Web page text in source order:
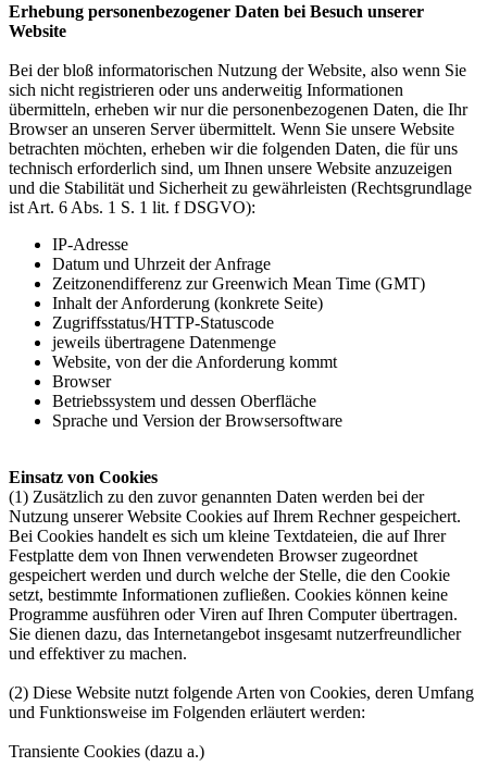
Erhebung personenbezogener Daten bei Besuch unserer
Website
Bei der bloß informatorischen Nutzung der Website, also wenn Sie
sich nicht registrieren oder uns anderweitig Informationen
übermitteln, erheben wir nur die personenbezogenen Daten, die Ihr
Browser an unseren Server übermittelt. Wenn Sie unsere Website
betrachten möchten, erheben wir die folgenden Daten, die für uns
technisch erforderlich sind, um Ihnen unsere Website anzuzeigen
und die Stabilität und Sicherheit zu gewährleisten (Rechtsgrundlage
ist Art. 6 Abs. 1 S. 1 lit. f DSGVO):
IP-Adresse
Datum und Uhrzeit der Anfrage
Zeitzonendifferenz zur Greenwich Mean Time (GMT)
Inhalt der Anforderung (konkrete Seite)
Zugriffsstatus/HTTP-Statuscode
jeweils übertragene Datenmenge
Website, von der die Anforderung kommt
Browser
Betriebssystem und dessen Oberfläche
Sprache und Version der Browsersoftware
Einsatz von Cookies
(1) Zusätzlich zu den zuvor genannten Daten werden bei der
Nutzung unserer Website Cookies auf Ihrem Rechner gespeichert.
Bei Cookies handelt es sich um kleine Textdateien, die auf Ihrer
Festplatte dem von Ihnen verwendeten Browser zugeordnet
gespeichert werden und durch welche der Stelle, die den Cookie
setzt, bestimmte Informationen zufließen. Cookies können keine
Programme ausführen oder Viren auf Ihren Computer übertragen.
Sie dienen dazu, das Internetangebot insgesamt nutzerfreundlicher
und effektiver zu machen.
(2) Diese Website nutzt folgende Arten von Cookies, deren Umfang
und Funktionsweise im Folgenden erläutert werden:
Transiente Cookies (dazu a.)